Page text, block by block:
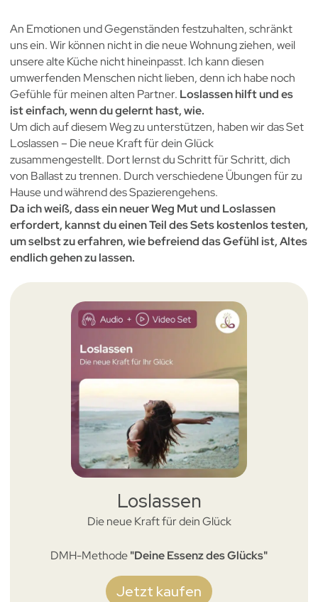
An Emotionen und Gegenständen festzuhalten, schränkt
uns ein. Wir können nicht in die neue Wohnung ziehen, weil
unsere alte Küche nicht hineinpasst. Ich kann diesen
umwerfenden Menschen nicht lieben, denn ich habe noch
Gefühle für meinen alten Partner. Loslassen hilft und es
ist einfach, wenn du gelernt hast, wie.
Um dich auf diesem Weg zu unterstützen, haben wir das Set
Loslassen – Die neue Kraft für dein Glück
zusammengestellt. Dort lernst du Schritt für Schritt, dich
von Ballast zu trennen. Durch verschiedene Übungen für zu
Hause und während des Spazierengehens.
Da ich weiß, dass ein neuer Weg Mut und Loslassen
erfordert, kannst du einen Teil des Sets kostenlos testen,
um selbst zu erfahren, wie befreiend das Gefühl ist, Altes
endlich gehen zu lassen.
Loslassen
Die neue Kraft für dein Glück
DMH-Methode"Deine Essenz des Glücks"
Jetzt kaufen